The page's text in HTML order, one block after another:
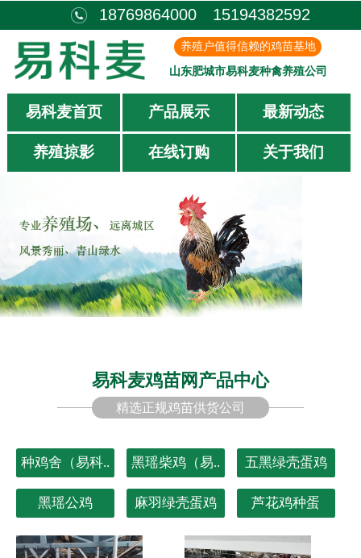
18769864000 15194382592
养殖户值得信赖的鸡苗基地
山东肥城市易科麦种禽养殖公司
易科麦首页 产品展示 最新动态
养殖掠影 在线订购 关于我们
易科麦鸡苗网产品中心
精选正规鸡苗供货公司
种鸡舍（易科.. 黑瑶柴鸡（易.. 五黑绿壳蛋鸡
黑瑶公鸡 麻羽绿壳蛋鸡 芦花鸡种蛋